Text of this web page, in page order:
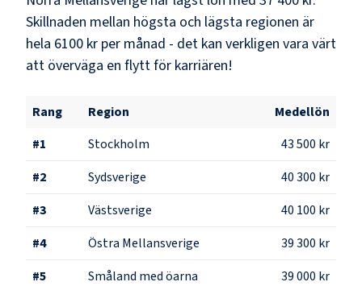
Skillnaden mellan högsta och lägsta regionen är
hela 6100 kr per månad - det kan verkligen vara värt
att överväga en flytt för karriären!
Rang Region
Medellön
#1 Stockholm
43 500 kr
#2 Sydsverige
40 300 kr
#3 Västsverige
40 100 kr
#4 Östra Mellansverige
39 300 kr
#5 Småland med öarna
39 000 kr